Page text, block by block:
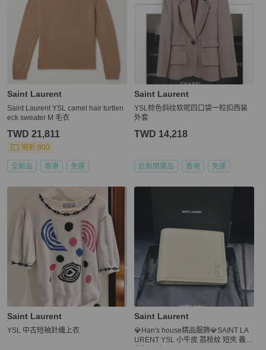
Saint Laurent
Saint Laurent YSL camel hair turtlen
eck sweater M 毛衣
TWD 21,811
現折 800
全新品 香港 免運
Saint Laurent
YSL棕色斜纹软呢四口袋一粒扣西装
外套
TWD 14,218
近新閒置品 香港 免運
Saint Laurent
YSL 中古短袖針織上衣
Saint Laurent
💎Han's house精品服飾💎SAINT LA
URENT YSL 小牛皮 荔枝紋 短夾 義大